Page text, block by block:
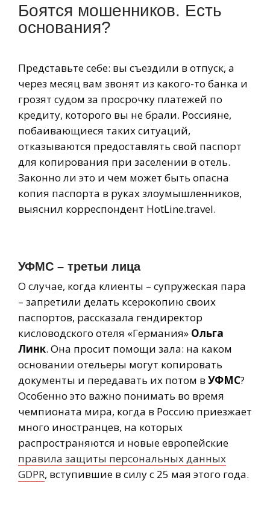
Боятся мошенников. Есть
основания?
Представьте себе: вы съездили в отпуск, а
через месяц вам звонят из какого-то банка и
грозят судом за просрочку платежей по
кредиту, которого вы не брали. Россияне,
побаивающиеся таких ситуаций,
отказываются предоставлять свой паспорт
для копирования при заселении в отель.
Законно ли это и чем может быть опасна
копия паспорта в руках злоумышленников,
выяснил корреспондент HotLine.travel.
УФМС – третьи лица
О случае, когда клиенты – супружеская пара
– запретили делать ксерокопию своих
паспортов, рассказала гендиректор
кисловодского отеля «Германия» Ольга
Линк. Она просит помощи зала: на каком
основании отельеры могут копировать
документы и передавать их потом в УФМС?
Особенно это важно понимать во время
чемпионата мира, когда в Россию приезжает
много иностранцев, на которых
распространяются и новые европейские
правила защиты персональных данных
GDPR, вступившие в силу с 25 мая этого года.